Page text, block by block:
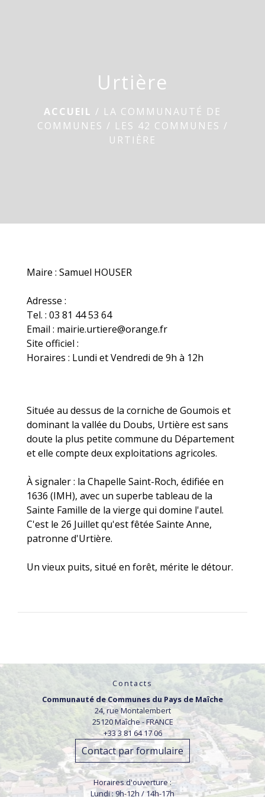
Urtière
ACCUEIL / LA COMMUNAUTÉ DE
COMMUNES / LES 42 COMMUNES /
URTIÈRE
Maire : Samuel HOUSER
Adresse :
Tel. : 03 81 44 53 64
Email : mairie.urtiere@orange.fr
Site officiel :
Horaires : Lundi et Vendredi de 9h à 12h
Située au dessus de la corniche de Goumois et
dominant la vallée du Doubs, Urtière est sans
doute la plus petite commune du Département
et elle compte deux exploitations agricoles.
À signaler : la Chapelle Saint-Roch, édifiée en
1636 (IMH), avec un superbe tableau de la
Sainte Famille de la vierge qui domine l'autel.
C'est le 26 Juillet qu'est fêtée Sainte Anne,
patronne d'Urtière.
Un vieux puits, situé en forêt, mérite le détour.
Contacts
Communauté de Communes du Pays de Maîche
24, rue Montalembert
25120 Maîche - FRANCE
+33 3 81 64 17 06
Contact par formulaire
Horaires d'ouverture :
Lundi : 9h-12h / 14h-17h